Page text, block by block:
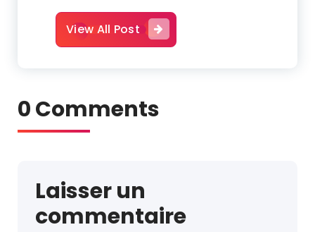
View All Post
0 Comments
Laisser un
commentaire